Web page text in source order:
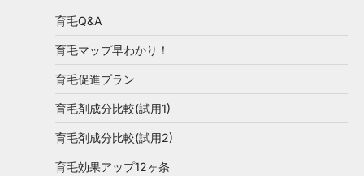
育毛Q&A
育毛マップ早わかり！
育毛促進プラン
育毛剤成分比較(試用1)
育毛剤成分比較(試用2)
育毛効果アップ12ヶ条